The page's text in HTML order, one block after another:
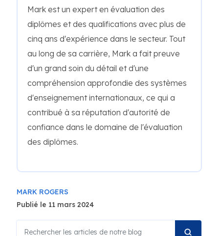
Mark est un expert en évaluation des
diplômes et des qualifications avec plus de
cinq ans d'expérience dans le secteur. Tout
au long de sa carrière, Mark a fait preuve
d'un grand soin du détail et d'une
compréhension approfondie des systèmes
d'enseignement internationaux, ce qui a
contribué à sa réputation d'autorité de
confiance dans le domaine de l'évaluation
des diplômes.
MARK ROGERS
Publié le 11 mars 2024